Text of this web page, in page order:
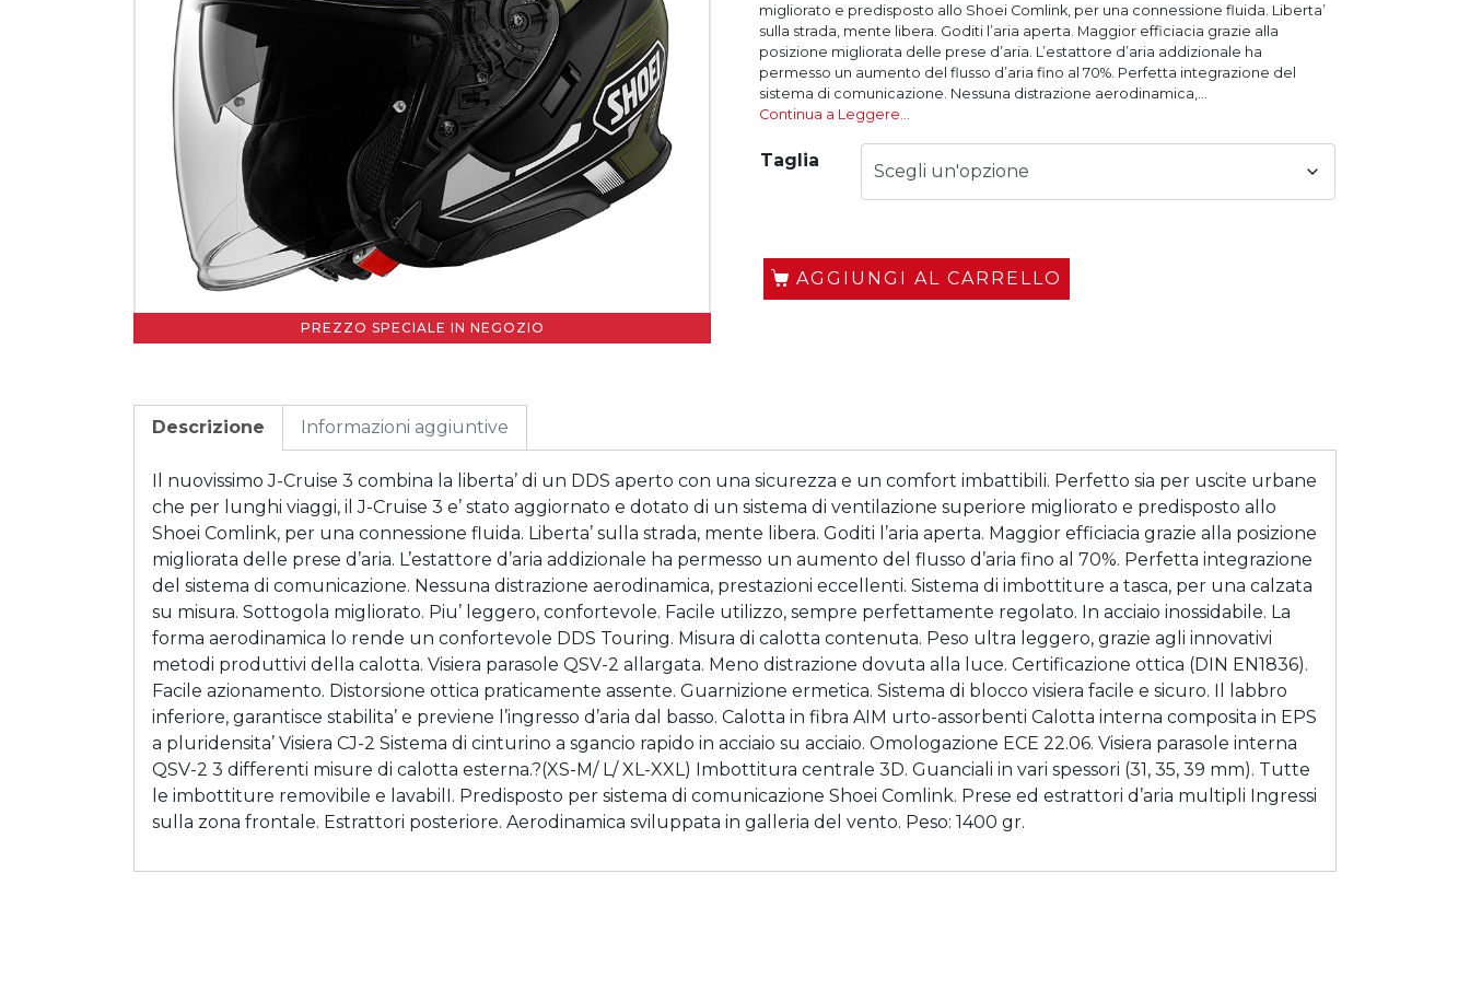
PREZZO SPECIALE IN NEGOZIO
migliorato e predisposto allo Shoei Comlink, per una connessione fluida. Liberta’
sulla strada, mente libera. Goditi l’aria aperta. Maggior efficiacia grazie alla
posizione migliorata delle prese d’aria. L’estattore d’aria addizionale ha
permesso un aumento del flusso d’aria fino al 70%. Perfetta integrazione del
sistema di comunicazione. Nessuna distrazione aerodinamica,...
Continua a Leggere…
Taglia
AGGIUNGI AL CARRELLO
Descrizione Informazioni aggiuntive
Il nuovissimo J-Cruise 3 combina la liberta’ di un DDS aperto con una sicurezza e un comfort imbattibili. Perfetto sia per uscite urbane
che per lunghi viaggi, il J-Cruise 3 e’ stato aggiornato e dotato di un sistema di ventilazione superiore migliorato e predisposto allo
Shoei Comlink, per una connessione fluida. Liberta’ sulla strada, mente libera. Goditi l’aria aperta. Maggior efficiacia grazie alla posizione
migliorata delle prese d’aria. L’estattore d’aria addizionale ha permesso un aumento del flusso d’aria fino al 70%. Perfetta integrazione
del sistema di comunicazione. Nessuna distrazione aerodinamica, prestazioni eccellenti. Sistema di imbottiture a tasca, per una calzata
su misura. Sottogola migliorato. Piu’ leggero, confortevole. Facile utilizzo, sempre perfettamente regolato. In acciaio inossidabile. La
forma aerodinamica lo rende un confortevole DDS Touring. Misura di calotta contenuta. Peso ultra leggero, grazie agli innovativi
metodi produttivi della calotta. Visiera parasole QSV-2 allargata. Meno distrazione dovuta alla luce. Certificazione ottica (DIN EN1836).
Facile azionamento. Distorsione ottica praticamente assente. Guarnizione ermetica. Sistema di blocco visiera facile e sicuro. Il labbro
inferiore, garantisce stabilita’ e previene l’ingresso d’aria dal basso. Calotta in fibra AIM urto-assorbenti Calotta interna composita in EPS
a pluridensita’ Visiera CJ-2 Sistema di cinturino a sgancio rapido in acciaio su acciaio. Omologazione ECE 22.06. Visiera parasole interna
QSV-2 3 differenti misure di calotta esterna.?(XS-M/ L/ XL-XXL) Imbottitura centrale 3D. Guanciali in vari spessori (31, 35, 39 mm). Tutte
le imbottiture removibile e lavabilI. Predisposto per sistema di comunicazione Shoei Comlink. Prese ed estrattori d’aria multipli Ingressi
sulla zona frontale. Estrattori posteriore. Aerodinamica sviluppata in galleria del vento. Peso: 1400 gr.